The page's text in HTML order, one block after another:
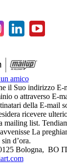
amico
il Suo indirizzo E-
o attraverso E-
della E-mail
ricevere
mailing list.
La
d’ora.
Bologna, BO
com